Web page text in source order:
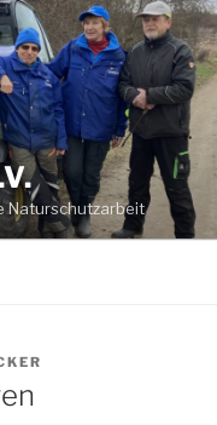
Naturschutzarbeit